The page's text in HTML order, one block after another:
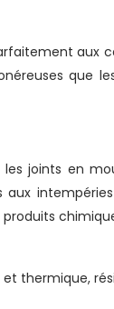
aux
que
joints en
aux
et thermique,